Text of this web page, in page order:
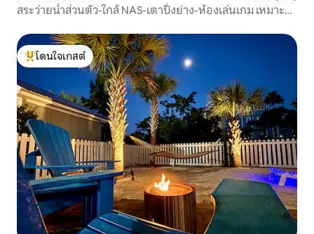
สระว่ายน้ำส่วนตัว-ใกล้ NAS-เตาปิ้งย่าง-ห้องเล่นเกม เหมาะ
โดนใจเกสต์ที่สุด
โดนใจเกสต์